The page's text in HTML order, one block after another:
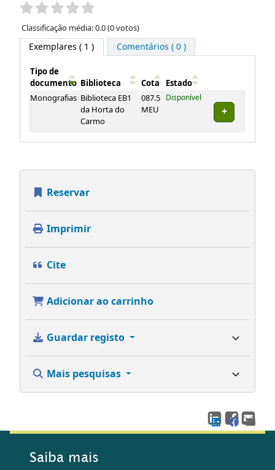
Pontuação
Classificação média: 0.0 (0 votos)
Exemplares ( 1 ) Comentários ( 0 )
Exemplares
Tipo de
documento Biblioteca Cota Estado
Monografias Biblioteca EB1
da Horta do
Carmo
087.5
MEU
Disponível
Reservar
Imprimir
Cite
Adicionar ao carrinho
Guardar registo
Mais pesquisas
Saiba mais